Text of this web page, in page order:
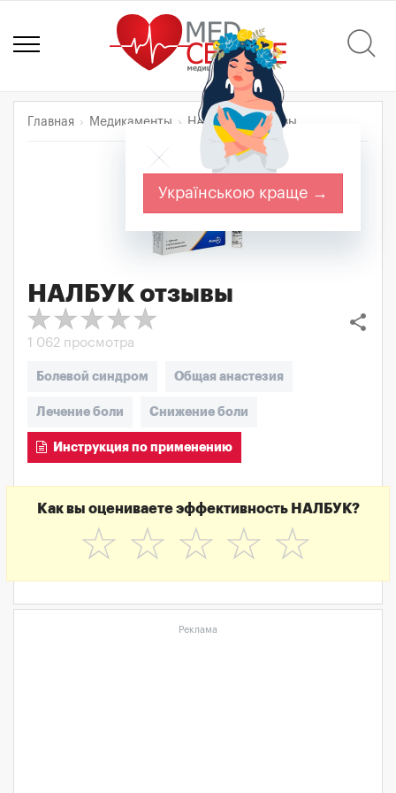
Главная Медикаменты НАЛБУК Отзывы
НАЛБУК отзывы
share
1 062 просмотра
Болевой синдром Общая анастезия
Лечение боли Снижение боли
Инструкция по применению
Как вы оцениваете эффективность НАЛБУК?
☆
☆
☆
☆
☆
Реклама
Українською краще →